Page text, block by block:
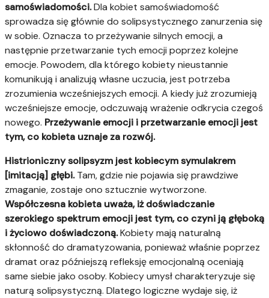
samoświadomości.Dla kobiet samoświadomość
sprowadza się głównie do solipsystycznego zanurzenia się
w sobie. Oznacza to przeżywanie silnych emocji, a
następnie przetwarzanie tych emocji poprzez kolejne
emocje. Powodem, dla którego kobiety nieustannie
komunikują i analizują własne uczucia, jest potrzeba
zrozumienia wcześniejszych emocji. A kiedy już zrozumieją
wcześniejsze emocje, odczuwają wrażenie odkrycia czegoś
nowego. Przeżywanie emocji i przetwarzanie emocji jest
tym, co kobieta uznaje za rozwój.
Histrioniczny solipsyzm jest kobiecym symulakrem
[imitacją] głębi.Tam, gdzie nie pojawia się prawdziwe
zmaganie, zostaje ono sztucznie wytworzone.
Współczesna kobieta uważa, iż doświadczanie
szerokiego spektrum emocji jest tym, co czyni ją głęboką
i życiowo doświadczoną.Kobiety mają naturalną
skłonność do dramatyzowania, ponieważ właśnie poprzez
dramat oraz późniejszą refleksję emocjonalną oceniają
same siebie jako osoby. Kobiecy umysł charakteryzuje się
naturą solipsystyczną. Dlatego logiczne wydaje się, iż